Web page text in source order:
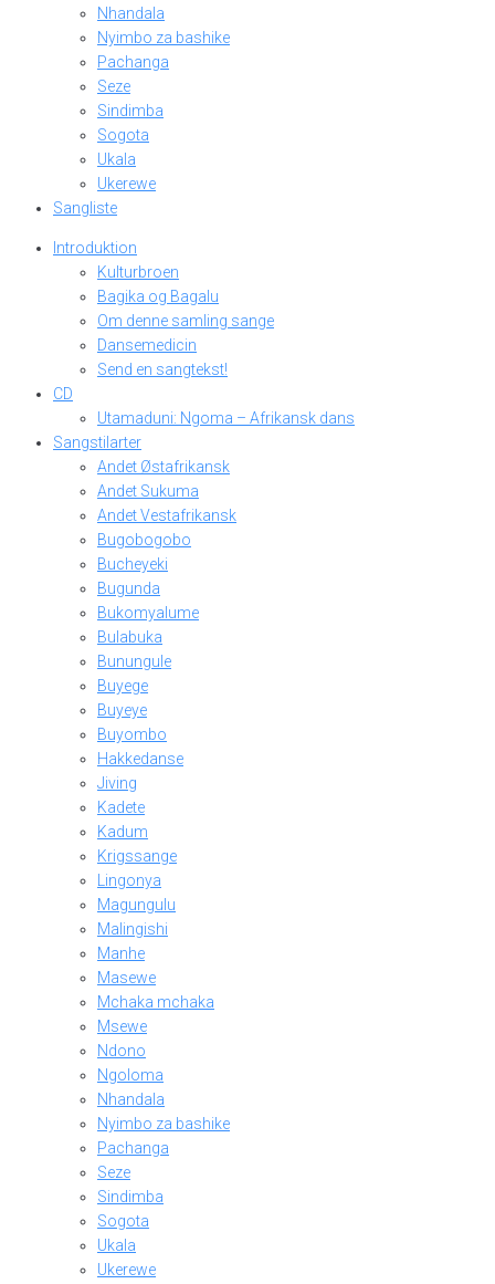
Nhandala
Nyimbo za bashike
Pachanga
Seze
Sindimba
Sogota
Ukala
Ukerewe
Sangliste
Introduktion
Kulturbroen
Bagika og Bagalu
Om denne samling sange
Dansemedicin
Send en sangtekst!
CD
Utamaduni: Ngoma – Afrikansk dans
Sangstilarter
Andet Østafrikansk
Andet Sukuma
Andet Vestafrikansk
Bugobogobo
Bucheyeki
Bugunda
Bukomyalume
Bulabuka
Bunungule
Buyege
Buyeye
Buyombo
Hakkedanse
Jiving
Kadete
Kadum
Krigssange
Lingonya
Magungulu
Malingishi
Manhe
Masewe
Mchaka mchaka
Msewe
Ndono
Ngoloma
Nhandala
Nyimbo za bashike
Pachanga
Seze
Sindimba
Sogota
Ukala
Ukerewe